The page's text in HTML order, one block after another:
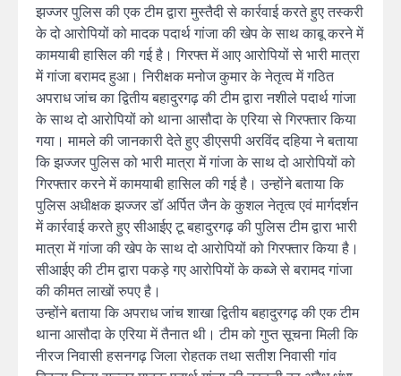
झज्जर पुलिस की एक टीम द्वारा मुस्तैदी से कार्रवाई करते हुए तस्करी
के दो आरोपियों को मादक पदार्थ गांजा की खेप के साथ काबू करने में
कामयाबी हासिल की गई है। गिरफ्त में आए आरोपियों से भारी मात्रा
में गांजा बरामद हुआ। निरीक्षक मनोज कुमार के नेतृत्व में गठित
अपराध जांच का द्वितीय बहादुरगढ़ की टीम द्वारा नशीले पदार्थ गांजा
के साथ दो आरोपियों को थाना आसौदा के एरिया से गिरफ्तार किया
गया। मामले की जानकारी देते हुए डीएसपी अरविंद दहिया ने बताया
कि झज्जर पुलिस को भारी मात्रा में गांजा के साथ दो आरोपियों को
गिरफ्तार करने में कामयाबी हासिल की गई है। उन्होंने बताया कि
पुलिस अधीक्षक झज्जर डॉ अर्पित जैन के कुशल नेतृत्व एवं मार्गदर्शन
में कार्रवाई करते हुए सीआईए टू बहादुरगढ़ की पुलिस टीम द्वारा भारी
मात्रा में गांजा की खेप के साथ दो आरोपियों को गिरफ्तार किया है।
सीआईए की टीम द्वारा पकड़े गए आरोपियों के कब्जे से बरामद गांजा
की कीमत लाखों रुपए है।
उन्होंने बताया कि अपराध जांच शाखा द्वितीय बहादुरगढ़ की एक टीम
थाना आसौदा के एरिया में तैनात थी। टीम को गुप्त सूचना मिली कि
नीरज निवासी हसनगढ़ जिला रोहतक तथा सतीश निवासी गांव